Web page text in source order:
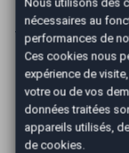
Mise en
Ville :
Les
Nous utilisons des
nécessaires au
performances de
Ces cookies nous
expérience de
votre ou de vos
données traitées
appareils utilisés,
de cookies.